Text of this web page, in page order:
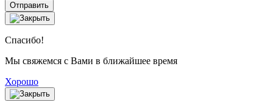
Отправить
Спасибо!
Мы свяжемся с Вами в ближайшее время
Хорошо